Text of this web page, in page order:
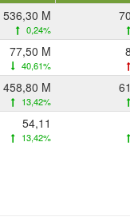
536,30 M
0,24%
77,50 M
40,61%
458,80 M
13,42%
54,11
13,42%